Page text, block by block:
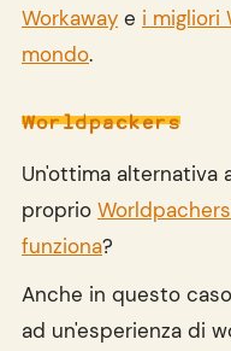
Workaway e i migliori
mondo.
Worldpackers
Un'ottima alternativa
proprio
funziona?
Anche in questo
ad un'esperienza di